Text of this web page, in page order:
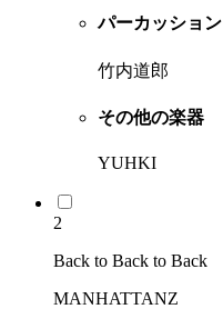
パーカッション
竹内道郎
その他の楽器
YUHKI
2
Back to Back to Back
MANHATTANZ